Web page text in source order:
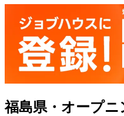
福島県・オープ